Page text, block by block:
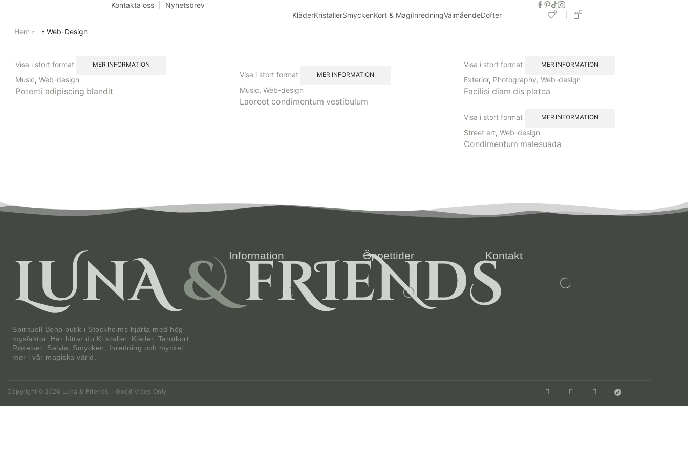
Kontakta oss
Nyhetsbrev
KläderKristallerSmyckenKort & MagiInredningVälmåendeDofter 0 0
Hem Web-Design
Visa i stort format MER INFORMATION
Music, Web-design
Potenti adipiscing blandit
Visa i stort format MER INFORMATION
Music, Web-design
Laoreet condimentum vestibulum
Visa i stort format MER INFORMATION
Exterior, Photography, Web-design
Facilisi diam dis platea
Visa i stort format MER INFORMATION
Street art, Web-design
Condimentum malesuada
Spirituell Boho butik i Stockholms hjärta med hög
mysfaktor. Här hittar du Kristaller, Kläder, Tarotkort,
Rökelser, Salvia, Smycken, Inredning och mycket
mer i vår magiska värld.
Information Öppettider Kontakt
Copyright © 2026 Luna & Friends – Good Vibes Only